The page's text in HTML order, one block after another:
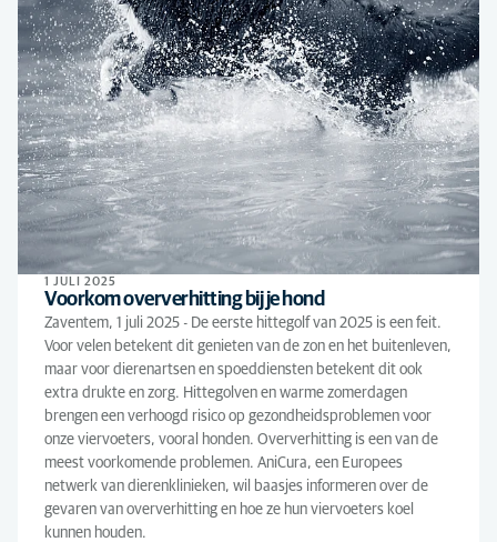
1 JULI 2025
Voorkom oververhitting bij je hond
Zaventem, 1 juli 2025 - De eerste hittegolf van 2025 is een feit.
Voor velen betekent dit genieten van de zon en het buitenleven,
maar voor dierenartsen en spoeddiensten betekent dit ook
extra drukte en zorg. Hittegolven en warme zomerdagen
brengen een verhoogd risico op gezondheidsproblemen voor
onze viervoeters, vooral honden. Oververhitting is een van de
meest voorkomende problemen. AniCura, een Europees
netwerk van dierenklinieken, wil baasjes informeren over de
gevaren van oververhitting en hoe ze hun viervoeters koel
kunnen houden.